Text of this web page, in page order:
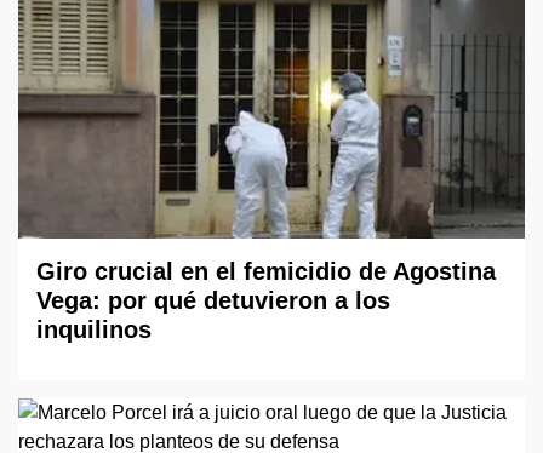
Giro crucial en el femicidio de Agostina
Vega: por qué detuvieron a los
inquilinos